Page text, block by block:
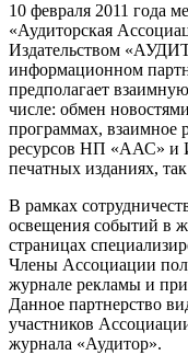
10 февраля 2011 года
«Аудиторская
Издательством
информационном
предполагает
числе: обмен
программах,
ресурсов НП «ААС» и
печатных изданиях,
В рамках
освещения событий в
страницах
Члены Ассоциации
журнале рекламы и
Данное партнерство
участников
журнала «Аудитор».